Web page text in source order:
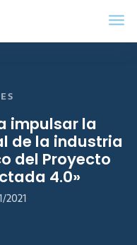
impulsar la
de la industria
del Proyecto
4.0»
2021